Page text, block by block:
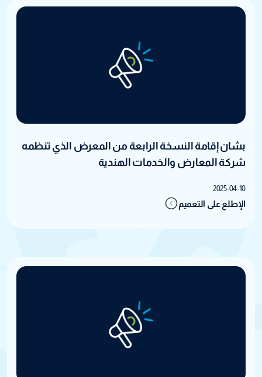
بشان إقامة النسخة الرابعة من المعرض الذي تنظمه
شركة المعارض والخدمات الهندية
2025-04-10
الإطلع على التعميم